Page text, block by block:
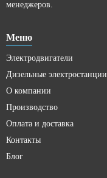
менеджеров.
Меню
Электродвигатели
Дизельные электростанции
О компании
Производство
Оплата и доставка
Контакты
Блог